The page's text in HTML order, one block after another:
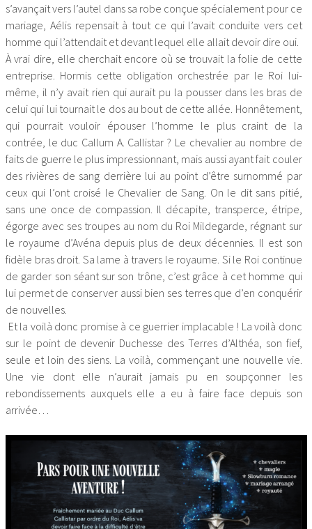
s’avançait vers l’autel dans sa robe conçue spécialement pour ce
mariage, Aélis repensait à tout ce qui l’avait conduite vers cet
homme qui l’attendait et devant lequel elle allait devoir dire oui.
À vrai dire, elle cherchait encore où se trouvait la folie de cette
entreprise. Hormis cette obligation orchestrée par le Roi lui-
même, il n’y avait rien qui aurait pu la pousser dans les bras de
celui qui lui tournait le dos au bout de cette allée. Honnêtement,
qui pourrait vouloir épouser l’homme le plus craint de la
contrée, le duc Callum A. Callistar ? Le chevalier au nombre de
faits de guerre le plus impressionnant, mais aussi ayant fait couler
des rivières de sang derrière lui au point d’être surnommé par
ceux qui l’ont croisé le Chevalier de Sang. On le dit sans pitié,
sans une once de compassion. Il décapite, transperce, étripe,
égorge avec ses troupes au nom du Roi Mildegarde, régnant sur
le royaume d’Avéna depuis plus de deux décennies. Il est son
fidèle bras droit. Sa lame à travers le royaume. Si le Roi continue
de garder son séant sur son trône, c’est grâce à cet homme qui
lui permet de conserver aussi bien ses terres que d’en conquérir
de nouvelles.
Et la voilà donc promise à ce guerrier implacable ! La voilà donc
sur le point de devenir Duchesse des Terres d’Althéa, son fief,
seule et loin des siens. La voilà, commençant une nouvelle vie.
Une vie dont elle n’aurait jamais pu en soupçonner les
rebondissements auxquels elle a eu à faire face depuis son
arrivée…